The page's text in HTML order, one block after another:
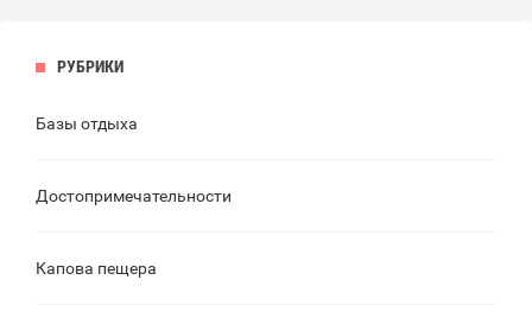
РУБРИКИ
Базы отдыха
Достопримечательности
Капова пещера